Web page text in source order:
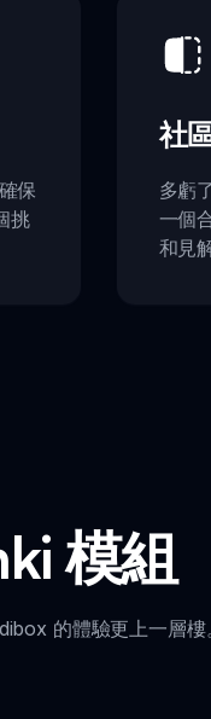
保
挑
社
多虧
一個
和見
模組
的體驗更上一層樓